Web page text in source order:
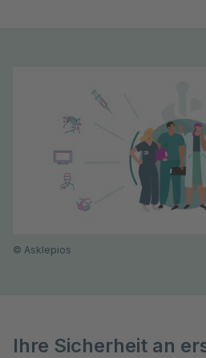
© Asklepios
Ihre Sicherheit an